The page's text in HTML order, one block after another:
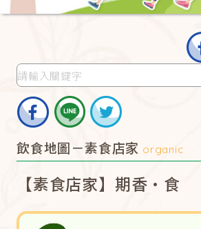
飲食地圖－素食店家 organic
【素食店家】期香·食